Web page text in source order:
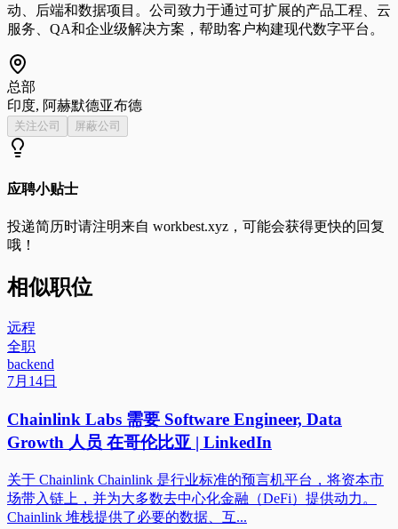
动、后端和数据项目。公司致力于通过可扩展的产品工程、云
服务、QA和企业级解决方案，帮助客户构建现代数字平台。
总部
印度, 阿赫默德亚布德
关注公司 屏蔽公司
应聘小贴士
投递简历时请注明来自 workbest.xyz ，可能会获得更快的回复
哦！
相似职位
远程
全职
backend
7月14日
Chainlink Labs 需要 Software Engineer, Data
Growth 人员 在哥伦比亚 | LinkedIn
关于 Chainlink Chainlink 是行业标准的预言机平台，将资本市
场带入链上，并为大多数去中心化金融（DeFi）提供动力。
Chainlink 堆栈提供了必要的数据、互...